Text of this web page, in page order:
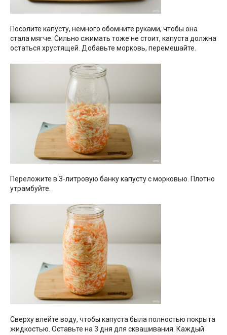
Посолите капусту, немного обомните руками, чтобы она
стала мягче. Сильно сжимать тоже не стоит, капуста должна
остаться хрустящей. Добавьте морковь, перемешайте.
Переложите в 3-литровую банку капусту с морковью. Плотно
утрамбуйте.
Сверху влейте воду, чтобы капуста была полностью покрыта
жидкостью. Оставьте на 3 дня для сквашивания. Каждый